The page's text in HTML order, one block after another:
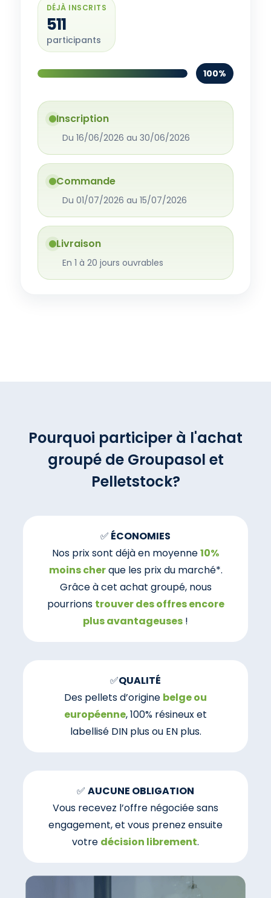
DÉJÀ INSCRITS
511
participants
100%
Inscription
Du 16/06/2026 au 30/06/2026
Commande
Du 01/07/2026 au 15/07/2026
Livraison
En 1 à 20 jours ouvrables
Pourquoi participer à l'achat
groupé de Groupasol et
Pelletstock?
✅ ÉCONOMIES
Nos prix sont déjà en moyenne10%
moins cherque les prix du marché*.
Grâce à cet achat groupé, nous
pourrions trouver des offres encore
plus avantageuses !
✅QUALITÉ
Des pellets d’origine belge ou
européenne, 100% résineux et
labellisé DIN plus ou EN plus.
✅ AUCUNE OBLIGATION
Vous recevez l’offre négociée sans
engagement, et vous prenez ensuite
votre décision librement.